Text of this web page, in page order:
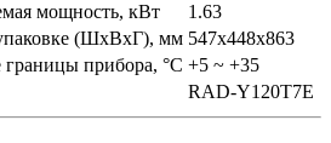
мощность, кВт
1.63
(ШxВxГ), мм 547x448x863
прибора, °C +5 ~ +35
RAD-Y120T7E